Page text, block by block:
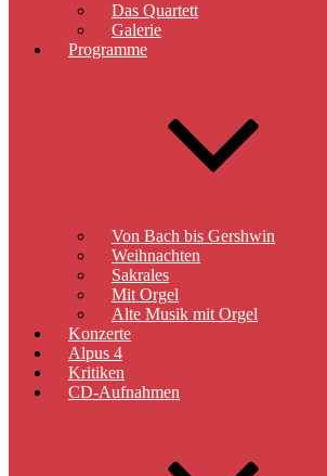
Das Quartett
Galerie
Programme
Von Bach bis Gershwin
Weihnachten
Sakrales
Mit Orgel
Alte Musik mit Orgel
Konzerte
Alpus 4
Kritiken
CD-Aufnahmen